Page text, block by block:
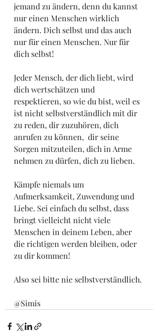
jemand zu ändern, denn du kannst
nur einen Menschen wirklich
ändern. Dich selbst und das auch
nur für einen Menschen. Nur für
dich selbst!
Jeder Mensch, der dich liebt, wird
dich wertschätzen und
respektieren, so wie du bist, weil es
ist nicht selbstverständlich mit dir
zu reden, dir zuzuhören, dich
anrufen zu können,  dir seine
Sorgen mitzuteilen, dich in Arme
nehmen zu dürfen, dich zu lieben.
Kämpfe niemals um
Aufmerksamkeit, Zuwendung und
Liebe. Sei einfach du selbst, dass
bringt vielleicht nicht viele
Menschen in deinem Leben, aber
die richtigen werden bleiben, oder
zu dir kommen!
Also sei bitte nie selbstverständlich.
@Simis